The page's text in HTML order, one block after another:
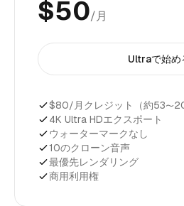
$50/月
Ultraで始め
$80/月クレジット（約53〜
4K Ultra HDエクスポート
ウォーターマークなし
10のクローン音声
最優先レンダリング
商用利用権